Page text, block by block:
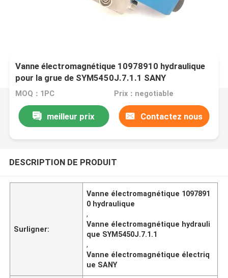
Vanne électromagnétique 10978910 hydraulique
pour la grue de SYM5450J.7.1.1 SANY
MOQ：1PC Prix：negotiable
meilleur prix Contactez nous
DESCRIPTION DE PRODUIT
Surligner:
Vanne électromagnétique 1097891
0 hydraulique
,
Vanne électromagnétique hydrauli
que SYM5450J.7.1.1
,
Vanne électromagnétique électriq
ue SANY